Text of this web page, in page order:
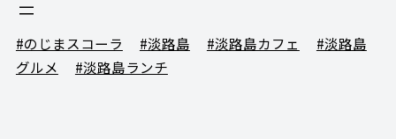
#のじまスコーラ #淡路島 #淡路島カフェ
#淡路島
グルメ
#淡路島ランチ